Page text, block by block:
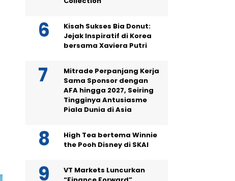
Kisah Sukses Bia Donut:
Jejak Inspiratif di Korea
bersama Xaviera Putri
Mitrade Perpanjang Kerja
Sama Sponsor dengan
AFA hingga 2027, Seiring
Tingginya Antusiasme
Piala Dunia di Asia
High Tea bertema Winnie
the Pooh Disney di SKAI
VT Markets Luncurkan